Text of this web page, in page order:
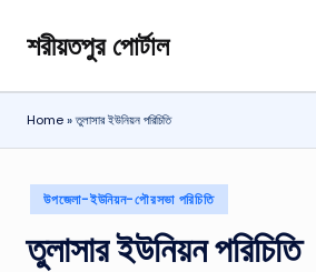
Skip
content
শরীয়তপুর পোর্টাল
শরীয়তপুর
জেলা
বিষয়ক
পোর্টাল
Home»তুলাসার ইউনিয়ন পরিচিতি
Posted
in
উপজেলা-ইউনিয়ন-পৌরসভা পরিচিতি
তুলাসার ইউনিয়ন পরিচিতি